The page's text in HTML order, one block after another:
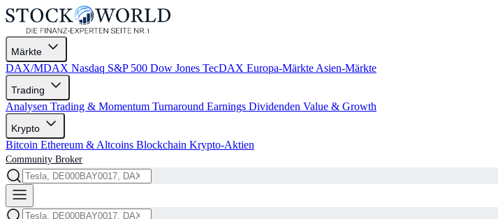
Märkte
DAX/MDAX Nasdaq S&P 500 Dow Jones TecDAX Europa-Märkte Asien-Märkte
Trading
Analysen Trading & Momentum Turnaround Earnings Dividenden Value & Growth
Krypto
Bitcoin Ethereum & Altcoins Blockchain Krypto-Aktien
Community Broker